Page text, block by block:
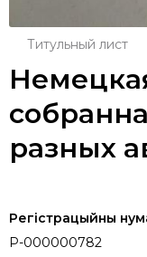
Титульный лист
разных
Регістрацыйны
P-000000782